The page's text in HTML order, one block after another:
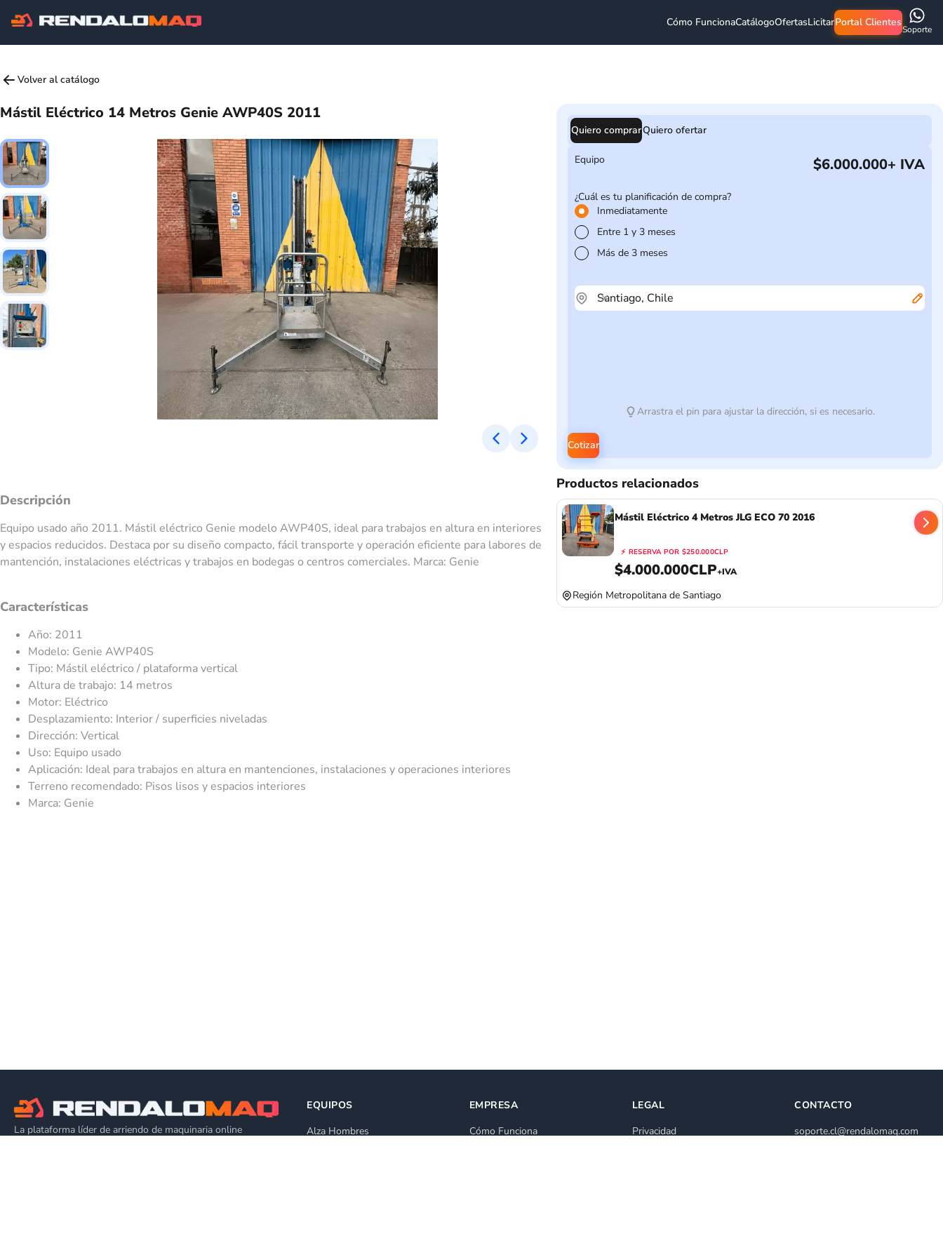
Cómo FuncionaCatálogoOfertasLicitarPortal Clientes
Soporte
Volver al catálogo
Mástil Eléctrico 14 Metros Genie AWP40S 2011
Quiero comprarQuiero ofertar
Equipo $6.000.000+ IVA
¿Cuál es tu planificación de compra?
Inmediatamente
Entre 1 y 3 meses
Más de 3 meses
Arrastra el pin para ajustar la dirección, si es necesario.
Cotizar
Descripción
Equipo usado año 2011. Mástil eléctrico Genie modelo AWP40S, ideal para trabajos en altura en interiores
y espacios reducidos. Destaca por su diseño compacto, fácil transporte y operación eficiente para labores de
mantención, instalaciones eléctricas y trabajos en bodegas o centros comerciales. Marca: Genie
Características
Año: 2011
Modelo: Genie AWP40S
Tipo: Mástil eléctrico / plataforma vertical
Altura de trabajo: 14 metros
Motor: Eléctrico
Desplazamiento: Interior / superficies niveladas
Dirección: Vertical
Uso: Equipo usado
Aplicación: Ideal para trabajos en altura en mantenciones, instalaciones y operaciones interiores
Terreno recomendado: Pisos lisos y espacios interiores
Marca: Genie
Productos relacionados
Mástil Eléctrico 4 Metros JLG ECO 70 2016
⚡ RESERVA POR $250.000CLP
$4.000.000CLP+IVA
Región Metropolitana de Santiago
La plataforma líder de arriendo de maquinaria online
EQUIPOS
Alza Hombres
EMPRESA
Cómo Funciona
LEGAL
Privacidad
CONTACTO
soporte.cl@rendalomaq.com